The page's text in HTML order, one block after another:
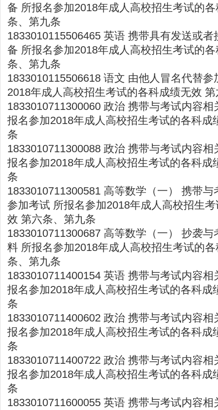
备 所报名参加2018年成人高校招生考试的
条、第九条
1833010115506465 英语 携带具有发送或
备 所报名参加2018年成人高校招生考试的
条、第九条
1833010115506618 语文 由他人冒名代替
2018年成人高校招生考试的各科成绩无效
1833010711300060 政治 携带与考试内容
报名参加2018年成人高校招生考试的各科成
条
1833010711300088 政治 携带与考试内容
报名参加2018年成人高校招生考试的各科成
条
1833010711300581 高等数学（一） 携带
参加考试 所报名参加2018年成人高校招生
效 第六条、第九条
1833010711300687 高等数学（一） 抄袭
料 所报名参加2018年成人高校招生考试的
条、第九条
1833010711400154 英语 携带与考试内容
报名参加2018年成人高校招生考试的各科成
条
1833010711400602 政治 携带与考试内容
报名参加2018年成人高校招生考试的各科成
条
1833010711400722 政治 携带与考试内容
报名参加2018年成人高校招生考试的各科成
条
1833010711600055 英语 携带与考试内容